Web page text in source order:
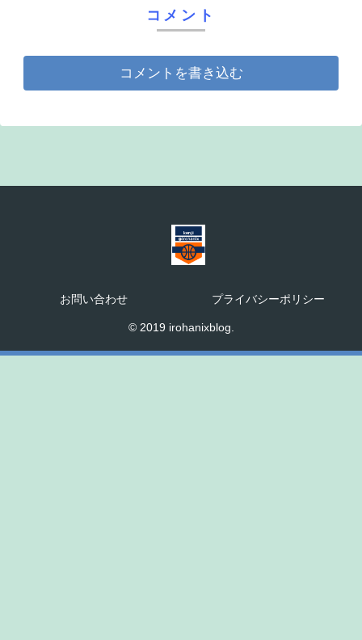
コメント
コメントを書き込む
お問い合わせ プライバシーポリシー
© 2019 irohanixblog.